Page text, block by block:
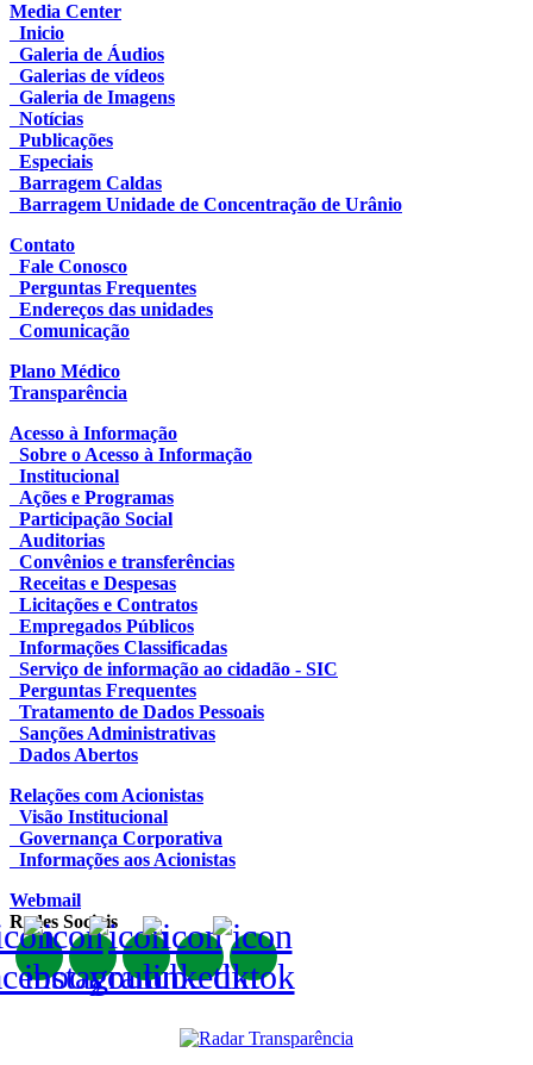
Media Center
Inicio
Galeria de Áudios
Galerias de vídeos
Galeria de Imagens
Notícias
Publicações
Especiais
Barragem Caldas
Barragem Unidade de Concentração de Urânio
Contato
Fale Conosco
Perguntas Frequentes
Endereços das unidades
Comunicação
Plano Médico
Transparência
Acesso à Informação
Sobre o Acesso à Informação
Institucional
Ações e Programas
Participação Social
Auditorias
Convênios e transferências
Receitas e Despesas
Licitações e Contratos
Empregados Públicos
Informações Classificadas
Serviço de informação ao cidadão - SIC
Perguntas Frequentes
Tratamento de Dados Pessoais
Sanções Administrativas
Dados Abertos
Relações com Acionistas
Visão Institucional
Governança Corporativa
Informações aos Acionistas
Webmail
Redes Sociais